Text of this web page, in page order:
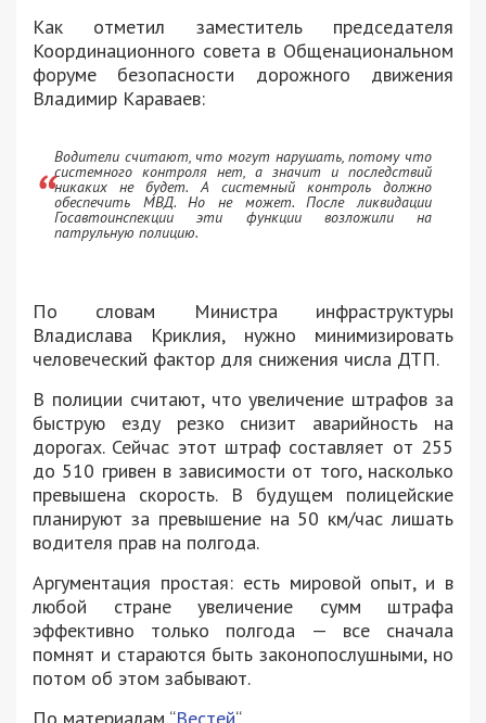
Как отметил заместитель председателя
Координационного совета в Общенациональном
форуме безопасности дорожного движения
Владимир Караваев:
Водители считают, что могут нарушать, потому что
системного контроля нет, а значит и последствий
никаких не будет. А системный контроль должно
обеспечить МВД. Но не может. После ликвидации
Госавтоинспекции эти функции возложили на
патрульную полицию.
По словам Министра инфраструктуры
Владислава Криклия, нужно минимизировать
человеческий фактор для снижения числа ДТП.
В полиции считают, что увеличение штрафов за
быструю езду резко снизит аварийность на
дорогах. Сейчас этот штраф составляет от 255
до 510 гривен в зависимости от того, насколько
превышена скорость. В будущем полицейские
планируют за превышение на 50 км/час лишать
водителя прав на полгода.
Аргументация простая: есть мировой опыт, и в
любой стране увеличение сумм штрафа
эффективно только полгода — все сначала
помнят и стараются быть законопослушными, но
потом об этом забывают.